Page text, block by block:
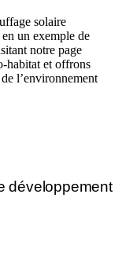
solaire
un exemple de
notre page
habitat et offrons
l’environnement
développement